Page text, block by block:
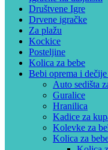
Društvene Igre
Drvene igračke
Za plažu
Kockice
Posteljine
Kolica za bebe
Bebi oprema i
Auto sedišta
Guralice
Hranilica
Kadice za
Kolevke za
Kolica za